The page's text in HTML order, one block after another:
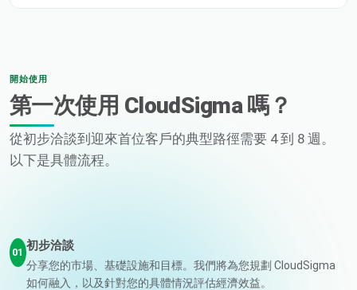
開始使用
第一次使用 CloudSigma 嗎？
從初步洽談到迎來首位客戶的典型路徑需要 4 到 8 週。
以下是具體流程。
01 初步洽談
分享您的市場、基礎設施和目標。我們將為您規劃 CloudSigma
如何融入，以及針對您的具體情況評估經濟效益。